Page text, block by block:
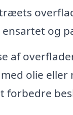
ensartet og
af
olie eller
forbedre